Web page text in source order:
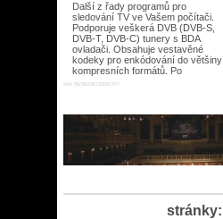
Další z řady programů pro
sledování TV ve Vašem počítači.
Podporuje veškerá DVB (DVB-S,
DVB-T, DVB-C) tunery s BDA
ovladači. Obsahuje vestavěné
kodeky pro enkódování do většiny
kompresních formátů. Po
Win 95/98/ME/2000/XP/
stránky: